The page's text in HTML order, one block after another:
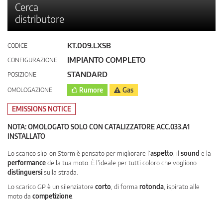
Cerca
distributore
CODICE KT.009.LXSB
CONFIGURAZIONE IMPIANTO COMPLETO
POSIZIONE STANDARD
OMOLOGAZIONE Rumore Gas
EMISSIONS NOTICE
NOTA: OMOLOGATO SOLO CON CATALIZZATORE ACC.033.A1
INSTALLATO
Lo scarico slip-on Storm è pensato per migliorare l’aspetto , il sound e la
performancedella tua moto. È l’ideale per tutti coloro che vogliono
distinguersisulla strada.
Lo scarico GP è un silenziatore corto , di forma rotonda , ispirato alle
moto da competizione